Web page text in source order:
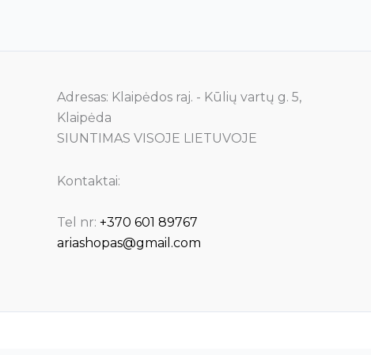
Adresas: Klaipėdos raj. - Kūlių vartų g. 5,
Klaipėda
SIUNTIMAS VISOJE LIETUVOJE
Kontaktai:
Tel nr: +370 601 89767
ariashopas@gmail.com